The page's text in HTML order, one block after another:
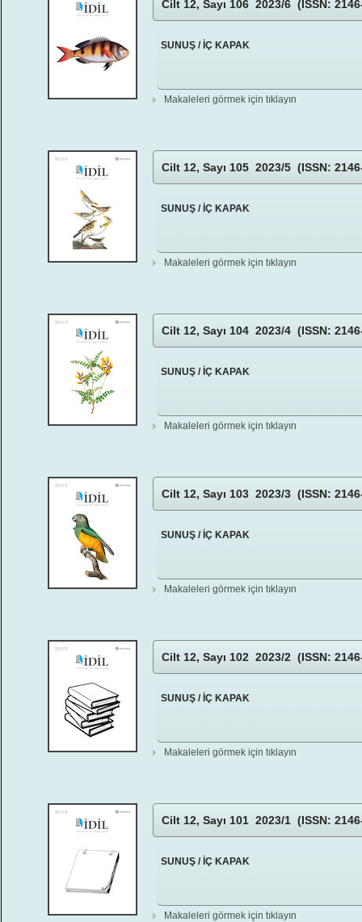
Cilt 12, Sayı 106 2023/6 (ISSN:
SUNUŞ / İÇ KAPAK
Makaleleri görmek için tıklayın
Cilt 12, Sayı 105 2023/5 (ISSN:
SUNUŞ / İÇ KAPAK
Makaleleri görmek için tıklayın
Cilt 12, Sayı 104 2023/4 (ISSN:
SUNUŞ / İÇ KAPAK
Makaleleri görmek için tıklayın
Cilt 12, Sayı 103 2023/3 (ISSN:
SUNUŞ / İÇ KAPAK
Makaleleri görmek için tıklayın
Cilt 12, Sayı 102 2023/2 (ISSN:
SUNUŞ / İÇ KAPAK
Makaleleri görmek için tıklayın
Cilt 12, Sayı 101 2023/1 (ISSN:
SUNUŞ / İÇ KAPAK
Makaleleri görmek için tıklayın